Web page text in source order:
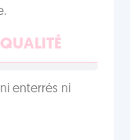
enterrés ni